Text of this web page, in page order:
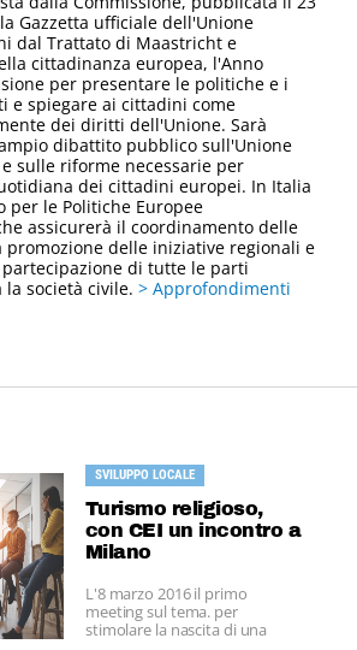
Gazzetta ufficiale dell'Unione
dal Trattato di Maastricht e
cittadinanza europea, l'Anno
per presentare le politiche e i
e spiegare ai cittadini come
dei diritti dell'Unione. Sarà
dibattito pubblico sull'Unione
sulle riforme necessarie per
dei cittadini europei. In Italia
per le Politiche Europee
assicurerà il coordinamento delle
delle iniziative regionali e
di tutte le parti
la società civile.> Approfondimenti
SVILUPPO LOCALE
Turismo religioso,
con CEI un incontro a
Milano
L'8 marzo 2016 il primo
meeting sul tema. per
stimolare la nascita di una